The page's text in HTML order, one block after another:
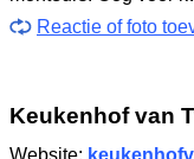
Reactie of foto
Keukenhof van
Website: